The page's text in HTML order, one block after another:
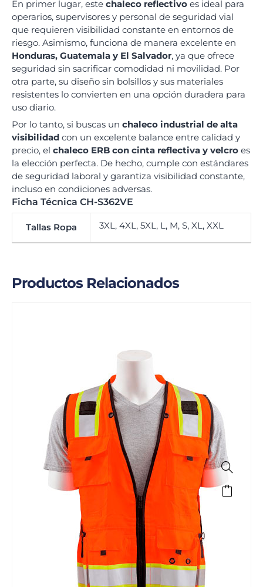
En primer lugar, este chaleco reflectivo es ideal para
operarios, supervisores y personal de seguridad vial
que requieren visibilidad constante en entornos de
riesgo. Asimismo, funciona de manera excelente en
Honduras, Guatemala y El Salvador, ya que ofrece
seguridad sin sacrificar comodidad ni movilidad. Por
otra parte, su diseño sin bolsillos y sus materiales
resistentes lo convierten en una opción duradera para
uso diario.
Por lo tanto, si buscas un chaleco industrial de alta
visibilidad con un excelente balance entre calidad y
precio, el chaleco ERB con cinta reflectiva y velcro es
la elección perfecta. De hecho, cumple con estándares
de seguridad laboral y garantiza visibilidad constante,
incluso en condiciones adversas.
Ficha Técnica CH-S362VE
Tallas Ropa 3XL, 4XL, 5XL, L, M, S, XL, XXL
Productos Relacionados